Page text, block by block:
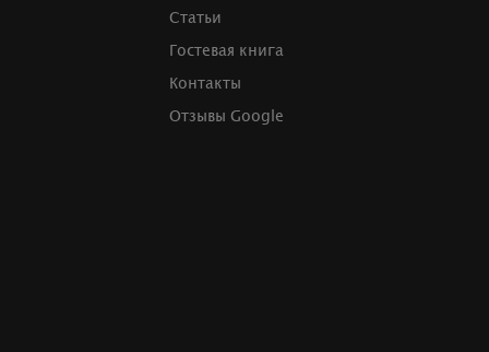
Статьи
Гостевая книга
Контакты
Отзывы Google